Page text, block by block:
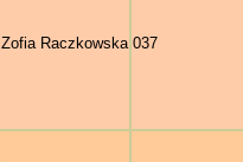
Zofia Raczkowska 037